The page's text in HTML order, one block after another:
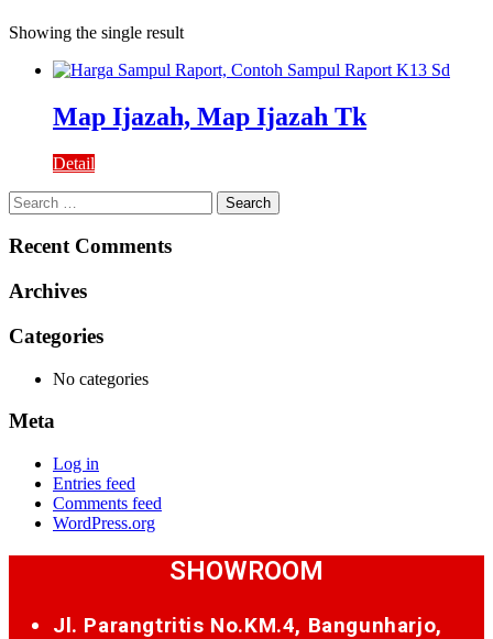
Showing the single result
Map Ijazah, Map Ijazah Tk
Detail
Search
for:
Recent Comments
Archives
Categories
No categories
Meta
Log in
Entries feed
Comments feed
WordPress.org
SHOWROOM
Jl. Parangtritis No.KM.4, Bangunharjo,